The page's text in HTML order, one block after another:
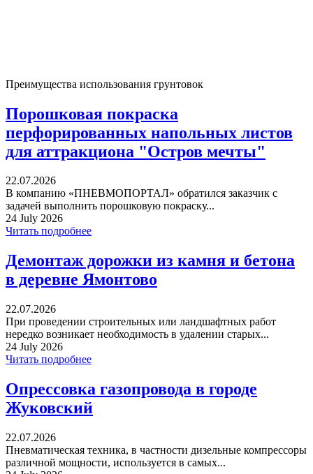
Преимущества использования грунтовок
Порошковая покраска
перфорированных напольных листов
для аттракциона "Остров мечты"
22.07.2026
В компанию «ПНЕВМОПОРТАЛ» обратился заказчик с
задачей выполнить порошковую покраску...
24 July 2026
Читать подробнее
Демонтаж дорожки из камня и бетона
в деревне Ямонтово
22.07.2026
При проведении строительных или ландшафтных работ
нередко возникает необходимость в удалении старых...
24 July 2026
Читать подробнее
Опрессовка газопровода в городе
Жуковский
22.07.2026
Пневматическая техника, в частности дизельные компрессоры
различной мощности, используется в самых...